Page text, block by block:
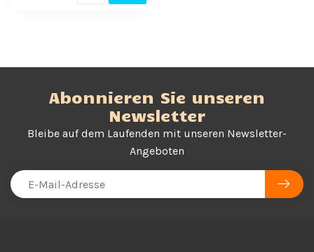
Abonnieren Sie unseren
Newsletter
Bleibe auf dem Laufenden mit unseren Newsletter-
Angeboten